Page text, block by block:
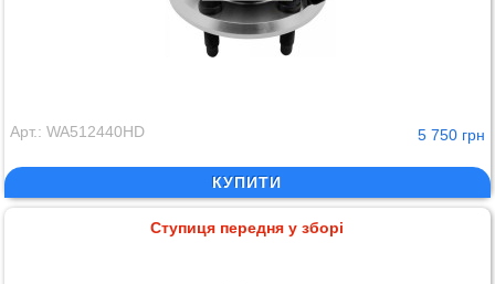
Арт.: WA512440HD 5 750 грн
КУПИТИ
Ступиця передня у зборі